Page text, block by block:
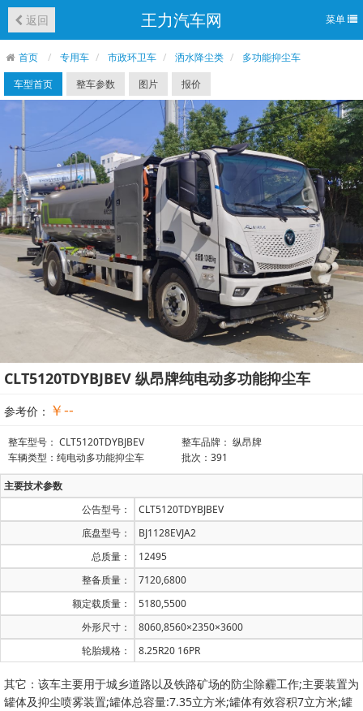
返回 王力汽车网 菜单
首页 专用车 市政环卫车 洒水降尘类
多功能抑尘车
车型首页
整车参数 图片 报价
CLT5120TDYBJBEV 纵昂牌纯电动多功能抑尘车
参考价： ￥--
整车型号： CLT5120TDYBJBEV
整车品牌： 纵昂牌
车辆类型：纯电动多功能抑尘车
批次：391
主要技术参数
公告型号：
CLT5120TDYBJBEV
底盘型号：
BJ1128EVJA2
总质量：
12495
整备质量：
7120,6800
额定载质量：
5180,5500
外形尺寸：
8060,8560×2350×3600
轮胎规格：
8.25R20 16PR
其它：该车主要用于城乡道路以及铁路矿场的防尘除霾工作;主要装置为
罐体及抑尘喷雾装置;罐体总容量:7.35立方米;罐体有效容积7立方米;罐